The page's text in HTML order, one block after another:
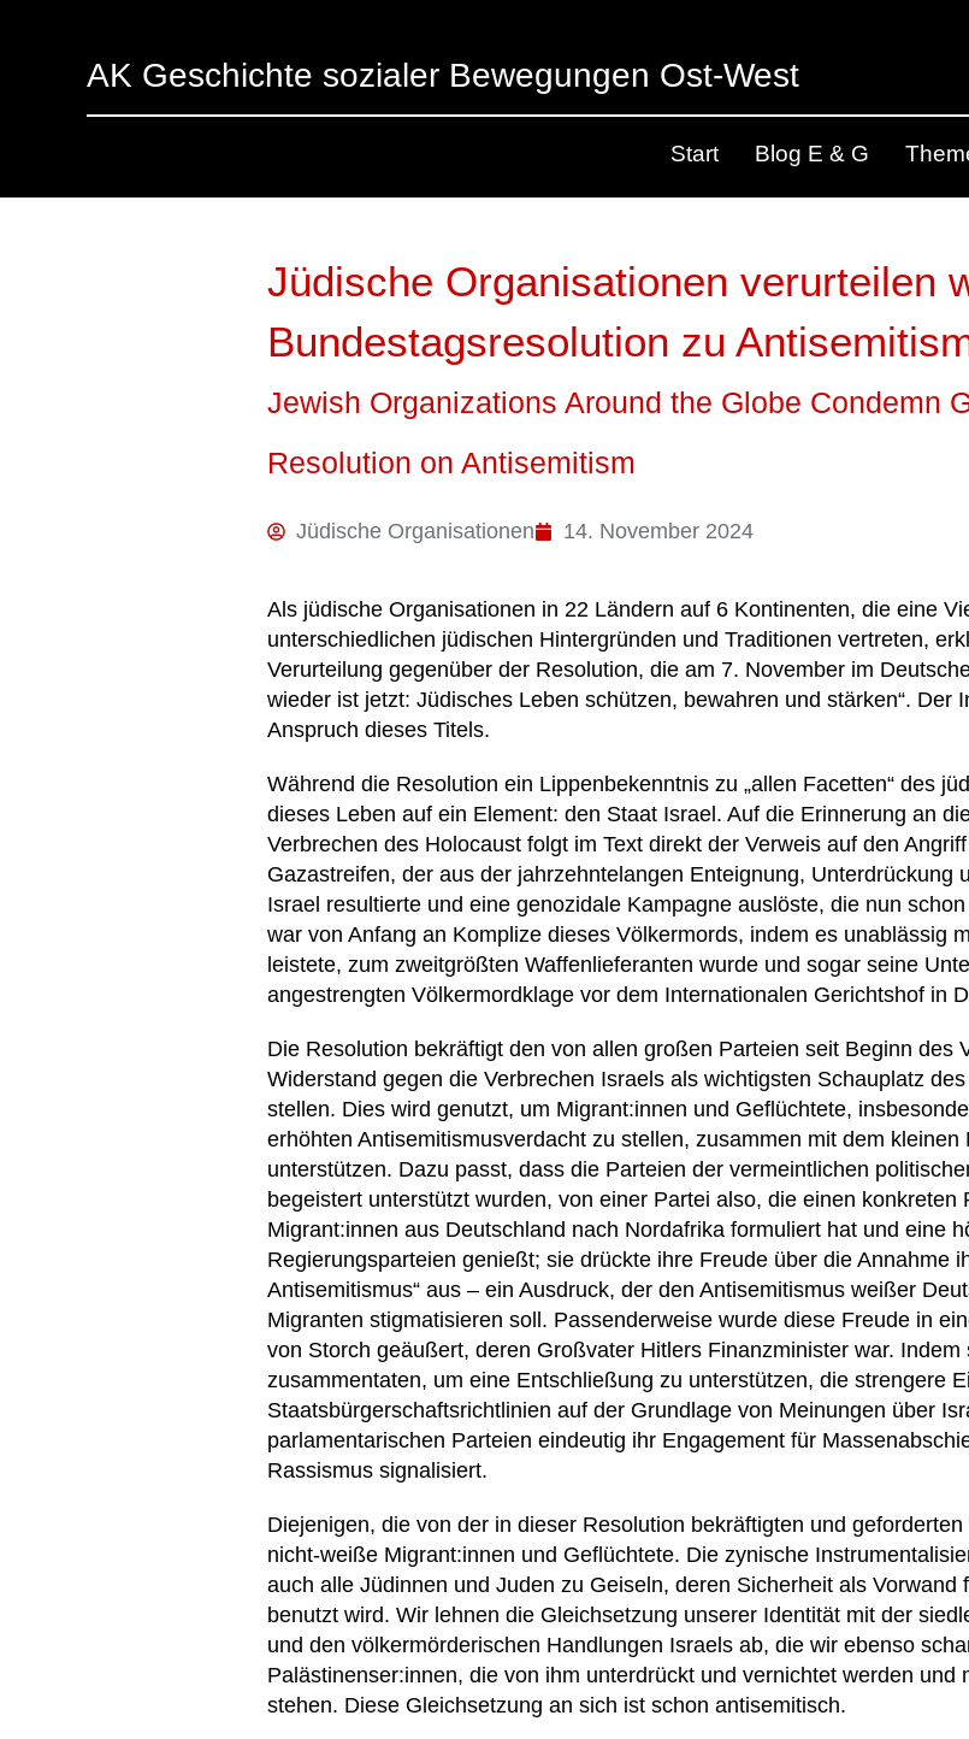
AK Geschichte sozialer Bewegungen Ost-West
Start Blog E & G
Jüdische Organisationen verurteilen
Bundestagsresolution zu
Jewish Organizations Around the Globe Condemn
Resolution on Antisemitism
Jüdische Organisationen 14. November 2024
Als jüdische Organisationen in 22 Ländern auf 6 Kontinenten, die eine
unterschiedlichen jüdischen Hintergründen und Traditionen vertreten,
Verurteilung gegenüber der Resolution, die am 7. November im
wieder ist jetzt: Jüdisches Leben schützen, bewahren und stärken“. Der
Anspruch dieses Titels.
Während die Resolution ein Lippenbekenntnis zu „allen Facetten“ des
dieses Leben auf ein Element: den Staat Israel. Auf die Erinnerung an
Verbrechen des Holocaust folgt im Text direkt der Verweis auf den
Gazastreifen, der aus der jahrzehntelangen Enteignung, Unterdrückung
Israel resultierte und eine genozidale Kampagne auslöste, die nun
war von Anfang an Komplize dieses Völkermords, indem es unablässig
leistete, zum zweitgrößten Waffenlieferanten wurde und sogar seine
angestrengten Völkermordklage vor dem Internationalen Gerichtshof in
Die Resolution bekräftigt den von allen großen Parteien seit Beginn des
Widerstand gegen die Verbrechen Israels als wichtigsten Schauplatz
stellen. Dies wird genutzt, um Migrant:innen und Geflüchtete,
erhöhten Antisemitismusverdacht zu stellen, zusammen mit dem
unterstützen. Dazu passt, dass die Parteien der vermeintlichen
begeistert unterstützt wurden, von einer Partei also, die einen konkreten
Migrant:innen aus Deutschland nach Nordafrika formuliert hat und eine
Regierungsparteien genießt; sie drückte ihre Freude über die Annahme
Antisemitismus“ aus – ein Ausdruck, der den Antisemitismus weißer
Migranten stigmatisieren soll. Passenderweise wurde diese Freude in
von Storch geäußert, deren Großvater Hitlers Finanzminister war.
zusammentaten, um eine Entschließung zu unterstützen, die strengere
Staatsbürgerschaftsrichtlinien auf der Grundlage von Meinungen über
parlamentarischen Parteien eindeutig ihr Engagement für
Rassismus signalisiert.
Diejenigen, die von der in dieser Resolution bekräftigten und
nicht-weiße Migrant:innen und Geflüchtete. Die zynische
auch alle Jüdinnen und Juden zu Geiseln, deren Sicherheit als
benutzt wird. Wir lehnen die Gleichsetzung unserer Identität mit der
und den völkermörderischen Handlungen Israels ab, die wir ebenso
Palästinenser:innen, die von ihm unterdrückt und vernichtet werden
stehen. Diese Gleichsetzung an sich ist schon antisemitisch.